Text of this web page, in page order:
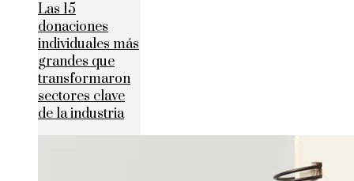
Las 15
donaciones
individuales más
grandes que
transformaron
sectores clave
de la industria